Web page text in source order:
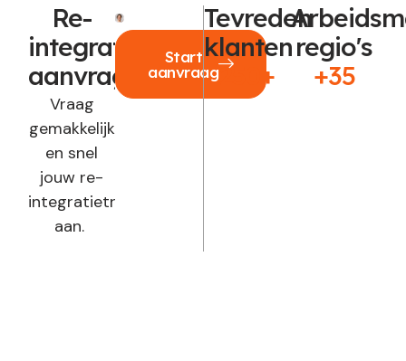
Re-
integratie
aanvragen?
Vraag
gemakkelijk
en snel
jouw re-
integratietraject
aan.
Start
aanvraag
Tevreden
klanten
250+
regio's
+35